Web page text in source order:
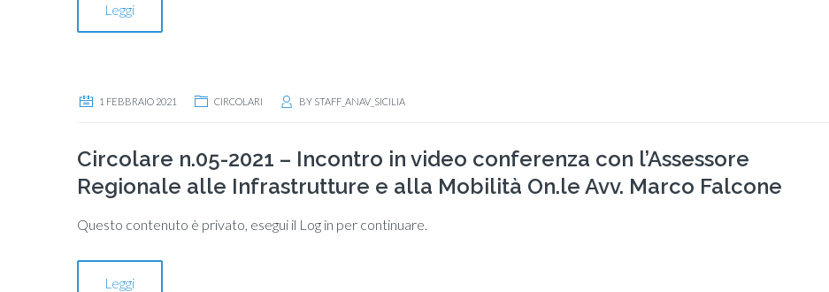
Leggi
1 FEBBRAIO 2021 CIRCOLARI BY STAFF_ANAV_SICILIA
Circolare n.05-2021 – Incontro in video conferenza con l’Assessore
Regionale alle Infrastrutture e alla Mobilità On.le Avv. Marco Falcone
Questo contenuto è privato, esegui il Log in per continuare.
Leggi